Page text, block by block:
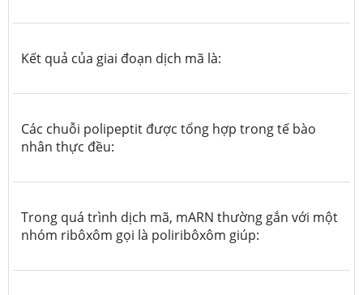
Kết quả của giai đoạn dịch mã là:
Các chuỗi polipeptit được tổng hợp trong tế bào
nhân thực đều:
Trong quá trình dịch mã, mARN thường gắn với một
nhóm ribôxôm gọi là poliribôxôm giúp: